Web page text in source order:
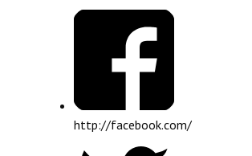
http://facebook.com/